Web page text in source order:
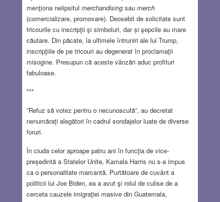
menţiona nelipsitul merchandisingsau merch
(comercializare, promovare). Deosebit de solicitate sunt
tricourile cu inscripţii şi simboluri, dar și şepcile au mare
căutare. Din păcate, la ultimele întruniri ale lui Trump,
inscripţiile de pe tricouri au degenerat în proclamaţii
misogine. Presupun că aceste vânzări aduc profituri
fabuloase.
***
”Refuz să votez pentru o necunoscută”, au decretat
nenumărați alegători în cadrul sondajelor luate de diverse
foruri.
În ciuda celor aproape patru ani în funcţia de vice-
președintă a Statelor Unite, Kamala Harris nu s-a impus
ca o personalitate marcantă. Purtătoare de cuvânt a
politicii lui Joe Biden, ea a avut şi rolul de culise de a
cerceta cauzele imigraţiei masive din Guatemala,